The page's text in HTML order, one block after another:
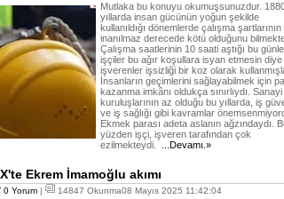
Mutlaka bu konuyu okumuşsunuzdur.
yıllarda insan gücünün yoğun şekilde
kullanıldığı dönemlerde çalışma şartlarının
inanılmaz derecede kötü olduğunu
Çalışma saatlerinin 10 saati aştığı bu
işçiler bu ağır koşullara isyan etmesin diye
işverenler işsizliği bir koz olarak
İnsanların geçimlerini sağlayabilmek için
kazanma imkânı oldukça sınırlıydı. Sanayi
kuruluşlarının az olduğu bu yıllarda, iş
ve iş sağlığı gibi kavramlar
Ekmek parası adeta aslanın ağzındaydı.
yüzden işçi, işveren tarafından çok
ezilmekteydi.
...Devamı.»
Ekrem İmamoğlu akımı
0 Yorum | 14847 Okunma08 Mayıs 2025 11:42:04